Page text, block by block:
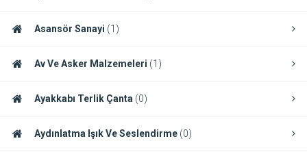
Asansör Sanayi (1)
Av Ve Asker Malzemeleri (1)
Ayakkabı Terlik Çanta (0)
Aydınlatma Işık Ve Seslendirme (0)